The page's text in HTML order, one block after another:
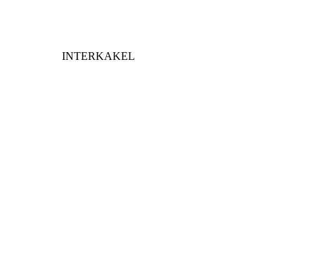
INTERKAKEL